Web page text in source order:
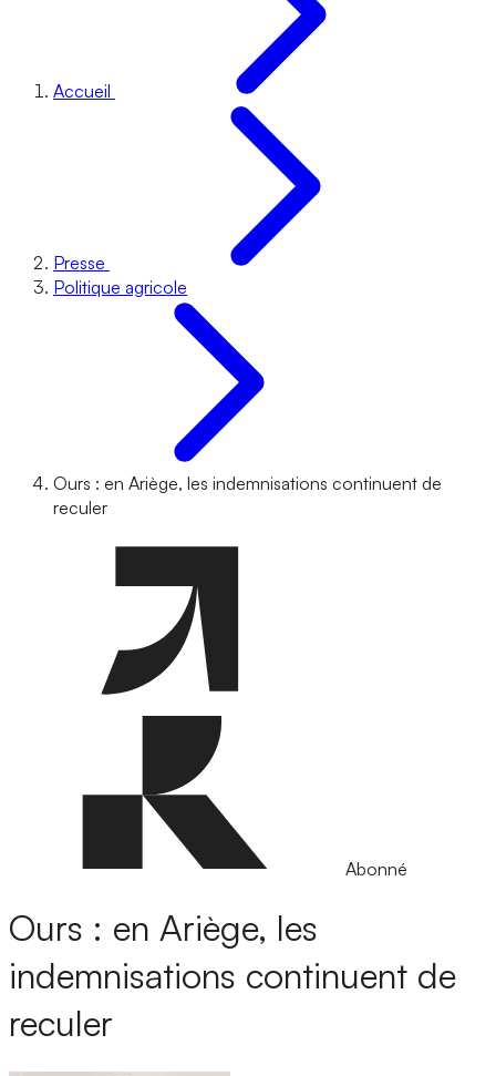
Accueil
Presse
Politique agricole
Ours : en Ariège, les indemnisations continuent de
reculer
Abonné
Ours : en Ariège, les
indemnisations continuent de
reculer